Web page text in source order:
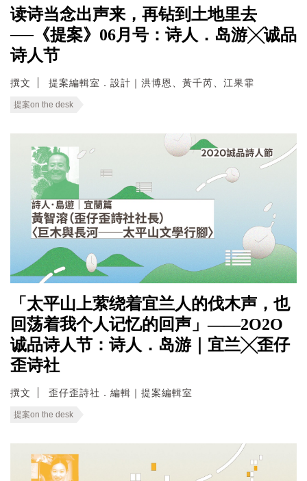
读诗当念出声来，再钻到土地里去
──《提案》06月号：诗人．岛游╳诚品
诗人节
撰文 提案編輯室．設計｜洪博恩、黃千芮、江果霏
提案on the desk
「太平山上萦绕着宜兰人的伐木声，也
回荡着我个人记忆的回声」——2O2O
诚品诗人节：诗人．岛游｜宜兰╳歪仔
歪诗社
撰文 歪仔歪詩社．編輯｜提案編輯室
提案on the desk